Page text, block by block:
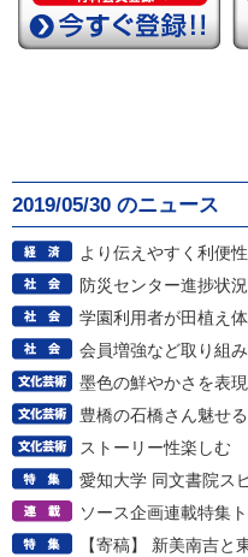
2019/05/30 のニュース
より伝えやすく利便
防災センター進捗状
学園利用者が田植え
会員増強など取り組
墨色の鮮やかさを表現
豊橋の石橋さん魅せ
ストーリー性楽しむ
愛知大学 同文書院ス
ソース企画連載特集
【寄稿】 新美南吉と